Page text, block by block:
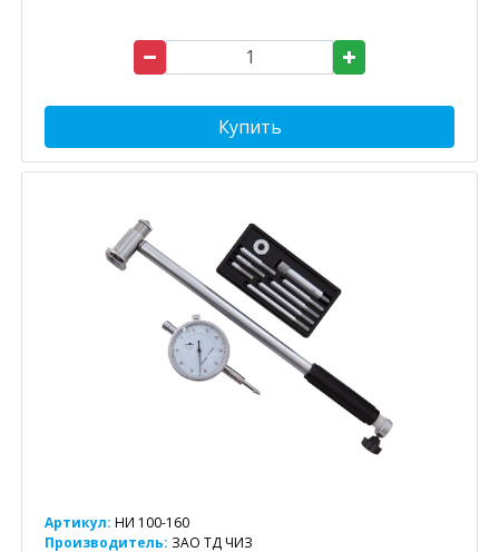
Купить
Артикул: НИ 100-160
Производитель: ЗАО ТД ЧИЗ